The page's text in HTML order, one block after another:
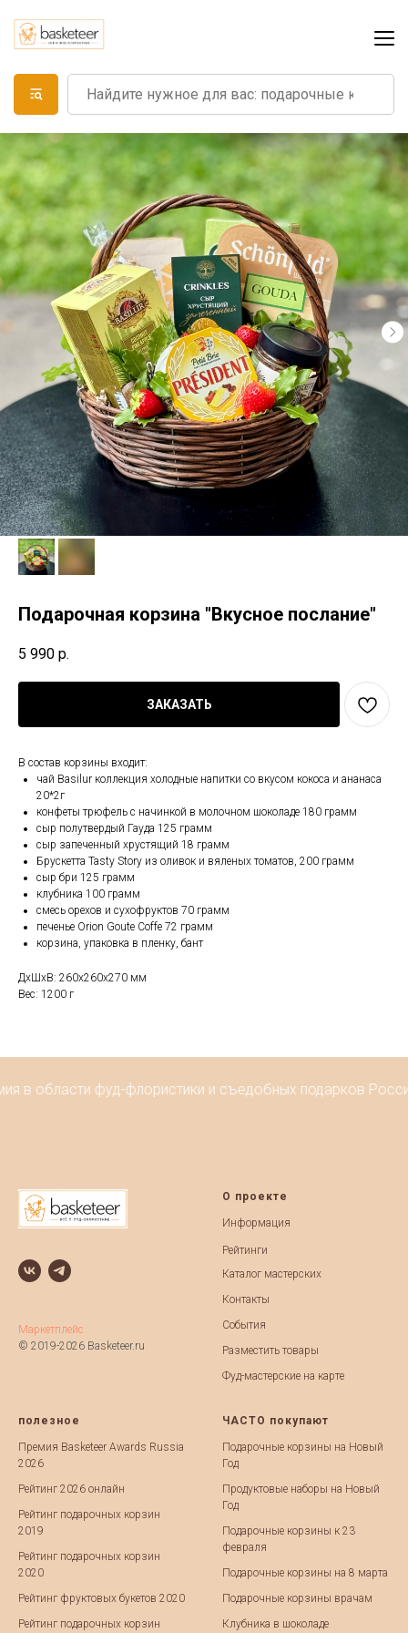
Подарочная корзина "Вкусное послание"
5 990 р.
ЗАКАЗАТЬ
В состав корзины входит:
чай Basilur коллекция холодные напитки со вкусом кокоса и ананаса
20*2г
конфеты трюфель с начинкой в молочном шоколаде 180 грамм
сыр полутвердый Гауда 125 грамм
сыр запеченный хрустящий 18 грамм
Брускетта Tasty Story из оливок и вяленых томатов, 200 грамм
сыр бри 125 грамм
клубника 100 грамм
смесь орехов и сухофруктов 70 грамм
печенье Orion Goute Coffe 72 грамм
корзина, упаковка в пленку, бант
ДxШxВ: 260x260x270 мм
Вес: 1200 г
в области фуд-флористики и съедобных подарков
Маркетплейс
© 2019-2026 Basketeer.ru
О проекте
Информация
Рейтинги
Каталог мастерских
Контакты
События
Разместить товары
Фуд-мастерские на карте
полезное
Премия Basketeer Awards Russia
2026
Рейтинг 2026 онлайн
Рейтинг подарочных корзин
2019
Рейтинг подарочных корзин
2020
Рейтинг фруктовых букетов 2020
Рейтинг подарочных корзин
ЧАСТО покупают
Подарочные корзины на Новый
Год
Продуктовые наборы на Новый
Год
Подарочные корзины к 23
февраля
Подарочные корзины на 8 марта
Подарочные корзины врачам
Клубника в шоколаде